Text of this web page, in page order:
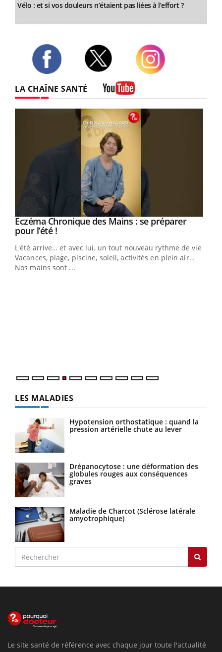
Vélo : et si vos douleurs n’étaient pas liées à l’effort ?
LA CHAÎNE SANTÉ
Youtube
Eczéma Chronique des Mains : se préparer
pour l’été !Youtube
L'été arrive… et avec lui, un tout nouveau rythme de vie !
Vacances, plage, piscine, soleil, activités en plein air…
Nos mains sont ...
LES MALADIES
Hypotension orthostatique : quand la
pression artérielle chute au lever
Drépanocytose : une déformation des
globules rouges aux conséquences
graves
Maladie de Charcot (Sclérose latérale
amyotrophique)
Le site santé de référence avec chaque jour toute l'actualité